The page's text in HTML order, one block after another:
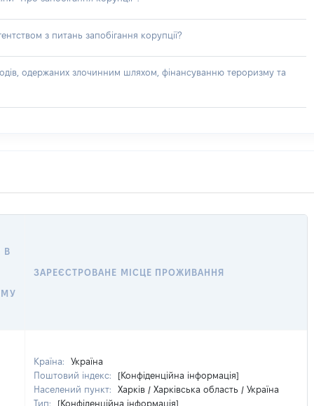
з питань запобігання корупції?
одержаних злочинним шляхом, фінансуванню тероризму та
В
ЗАРЕЄСТРОВАНЕ МІСЦЕ ПРОЖИВАННЯ
Країна:
Україна
Поштовий індекс:
[Конфіденційна інформація]
Населений пункт:
Харків / Харківська область / Україна
Тип:
[Конфіденційна інформація]